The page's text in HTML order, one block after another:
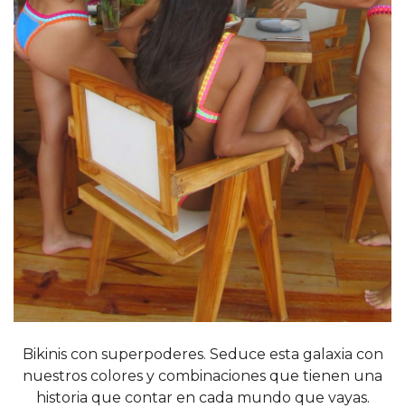
Bikinis con superpoderes. Seduce esta galaxia con
nuestros colores y combinaciones que tienen una
historia que contar en cada mundo que vayas.